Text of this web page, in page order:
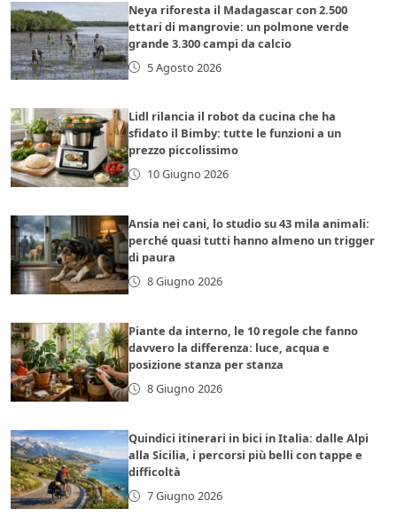
Neya riforesta il Madagascar con 2.500
ettari di mangrovie: un polmone verde
grande 3.300 campi da calcio
5 Agosto 2026
Lidl rilancia il robot da cucina che ha
sfidato il Bimby: tutte le funzioni a un
prezzo piccolissimo
10 Giugno 2026
Ansia nei cani, lo studio su 43 mila animali:
perché quasi tutti hanno almeno un trigger
di paura
8 Giugno 2026
Piante da interno, le 10 regole che fanno
davvero la differenza: luce, acqua e
posizione stanza per stanza
8 Giugno 2026
Quindici itinerari in bici in Italia: dalle Alpi
alla Sicilia, i percorsi più belli con tappe e
difficoltà
7 Giugno 2026